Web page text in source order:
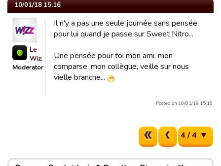
10/01/18 15:16
Le
Wizz
Moderator
Il n'y a pas une seule journée sans pensée
pour lui quand je passe sur Sweet Nitro...
Une pensée pour toi mon ami, mon
comparse, mon collègue, veille sur nous
vielle branche...
Posted on 10/01/18 15:16.
4 / 4